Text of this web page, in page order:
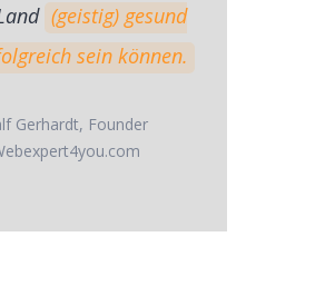
(geistig) gesund
sein können.
Gerhardt, Founder